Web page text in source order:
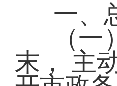
一、
（
末， 主